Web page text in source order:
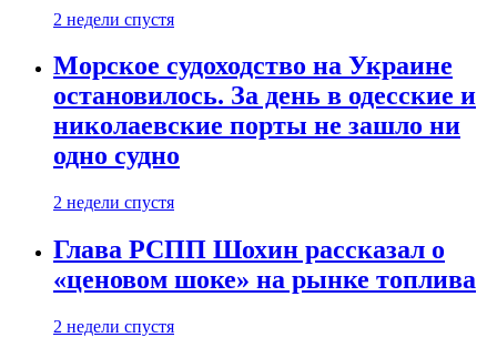
2 недели спустя
Морское судоходство на Украине
остановилось. За день в одесские и
николаевские порты не зашло ни
одно судно
2 недели спустя
Глава РСПП Шохин рассказал о
«ценовом шоке» на рынке топлива
2 недели спустя